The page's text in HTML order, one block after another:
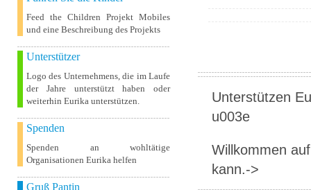
Feed the Children Projekt Mobiles
und eine Beschreibung des Projekts
Unterstützer
Logo des Unternehmens, die im Laufe
der Jahre unterstützt haben oder
weiterhin Eurika unterstützen.
Spenden
Spenden an wohltätige
Organisationen Eurika helfen
Gruß Pantin
Unterstützen
u003e
Willkommen
kann.->